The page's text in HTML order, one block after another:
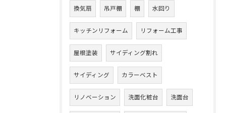
換気扇 吊戸棚 棚 水回り
キッチンリフォーム リフォーム工事
屋根塗装 サイディング割れ
サイディング カラーベスト
リノベーション 洗面化粧台 洗面台